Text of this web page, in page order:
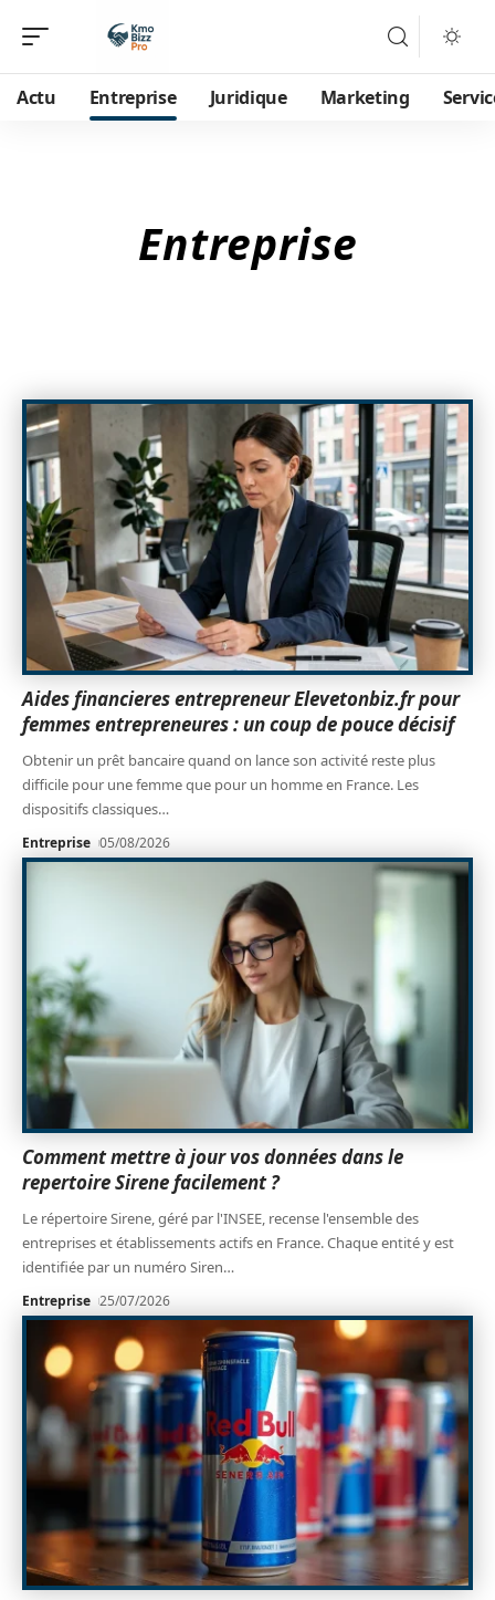
Actu Entreprise Juridique Marketing
Entreprise
Aides financieres entrepreneur Elevetonbiz.fr pour
femmes entrepreneures : un coup de pouce décisif
Obtenir un prêt bancaire quand on lance son activité reste plus
difficile pour une femme que pour un homme en France. Les
dispositifs classiques…
Entreprise 05/08/2026
Comment mettre à jour vos données dans le
repertoire Sirene facilement ?
Le répertoire Sirene, géré par l'INSEE, recense l'ensemble des
entreprises et établissements actifs en France. Chaque entité y est
identifiée par un numéro Siren…
Entreprise 25/07/2026